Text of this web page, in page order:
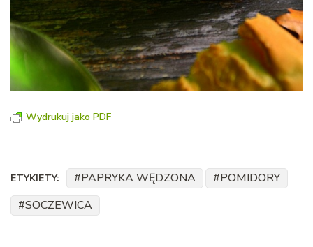
Wydrukuj jako PDF
ETYKIETY: PAPRYKA WĘDZONA
POMIDORY
SOCZEWICA